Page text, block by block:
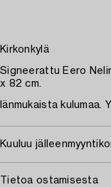
Kirkonkylä
Signeerattu Eero
x 82 cm.
Iänmukaista kulumaa.
Kuuluu
Tietoa ostamisesta